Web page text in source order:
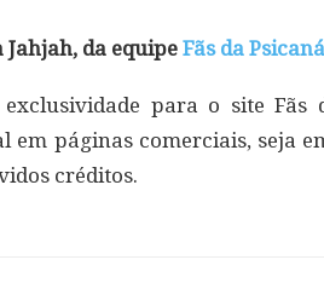
da equipe Fãs da
para o site Fãs
páginas comerciais, seja
créditos.